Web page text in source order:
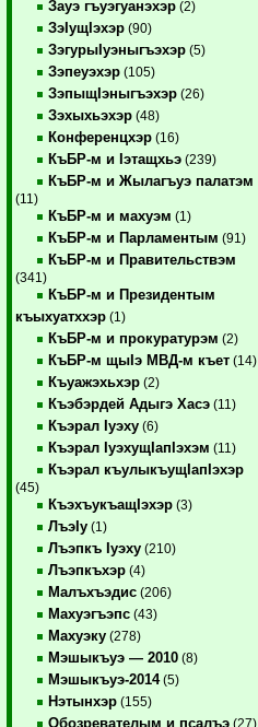
Зауэ гъуэгуанэхэр (2)
ЗэIущIэхэр (90)
ЗэгурыIуэныгъэхэр (5)
Зэпеуэхэр (105)
ЗэпыщIэныгъэхэр (26)
Зэхыхьэхэр (48)
Конференцхэр (16)
КъБР-м и Iэтащхьэ (239)
КъБР-м и Жылагъуэ палатэм
(11)
КъБР-м и махуэм (1)
КъБР-м и Парламентым (91)
КъБР-м и Правительствэм
(341)
КъБР-м и Президентым
къыхуатххэр (1)
КъБР-м и прокуратурэм (2)
КъБР-м щыIэ МВД-м къет (14)
Къуажэхьхэр (2)
Къэбэрдей Адыгэ Хасэ (11)
Къэрал Iуэху (6)
Къэрал IуэхущIапIэхэм (11)
Къэрал къулыкъущIапIэхэр
(45)
КъэхъукъащIэхэр (3)
ЛъэIу (1)
Лъэпкъ Iуэху (210)
Лъэпкъхэр (4)
Малъхъэдис (206)
Махуэгъэпс (43)
Махуэку (278)
Мэшыкъуэ — 2010 (8)
Мэшыкъуэ-2014(5)
Нэтынхэр (155)
Обозревателым и псалъэ (27)